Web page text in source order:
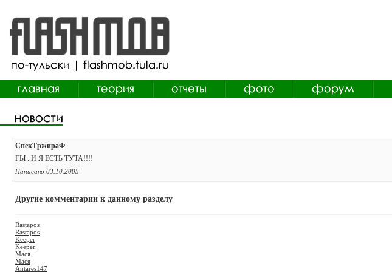
СпекТржираФ
ГЫ ..И Я ЕСТЬ ТУТА!!!!
Написано 03.10.2005
Другие комментарии к данному разделу
Rastapos
Rastapos
Keeper
Keeper
Мася
Мася
Antares147